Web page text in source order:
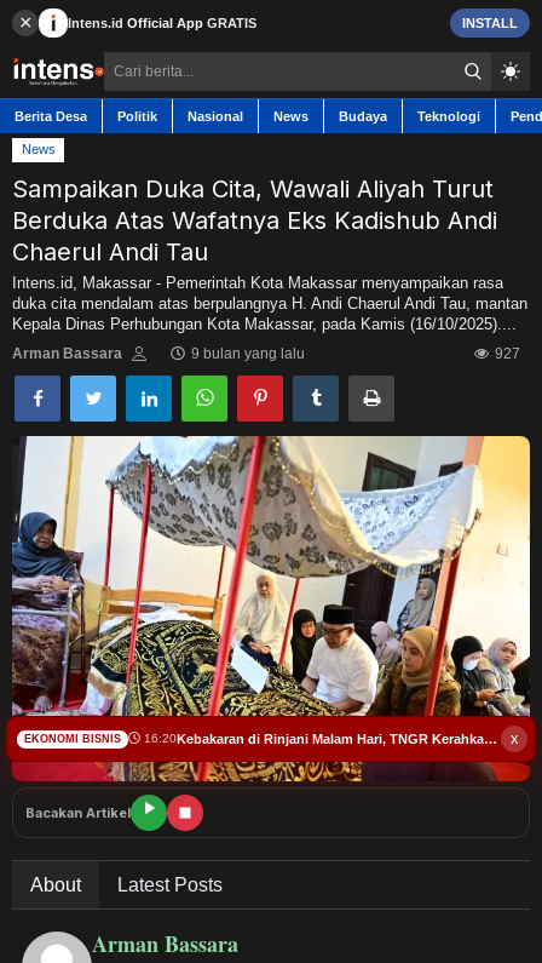
× Intens.id Official App GRATIS INSTALL
Berita Desa Politik Nasional News Budaya Teknologi
Berita Desa
Contact
Nasional
News
Budaya
Teknologi
Pendidikan
Bursa
Hukum dan Kriminal
Kesehatan
News
Sampaikan Duka Cita, Wawali Aliyah Turut
Berduka Atas Wafatnya Eks Kadishub Andi
Chaerul Andi Tau
Intens.id, Makassar - Pemerintah Kota Makassar menyampaikan rasa
duka cita mendalam atas berpulangnya H. Andi Chaerul Andi Tau, mantan
Kepala Dinas Perhubungan Kota Makassar, pada Kamis (16/10/2025)....
Arman Bassara 9 bulan yang lalu 927
Bacakan Artikel
About Latest Posts
Arman Bassara
x
EKONOMI BISNIS 16:20 Kebakaran di Rinjani Malam Hari, TNGR Kerahkan Tim Gabungan